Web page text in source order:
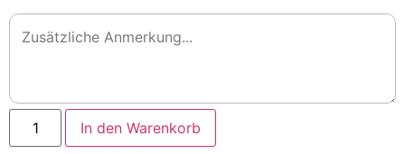
Cola
0,33l
Dose
In den Warenkorb